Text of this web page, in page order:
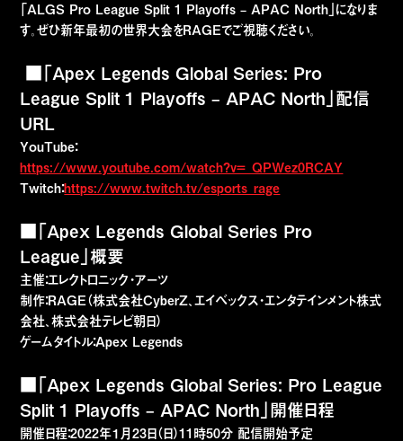
「ALGS Pro League Split 1 Playoffs – APAC North」になりま
す。ぜひ新年最初の世界大会をRAGEでご視聴ください。
■「Apex Legends Global Series: Pro
League Split 1 Playoffs – APAC North」配信
URL
YouTube：
https://www.youtube.com/watch?v=_QPWez0RCAY
Twitch：https://www.twitch.tv/esports_rage
■「Apex Legends Global Series Pro
League」概要
主催：エレクトロニック・アーツ
制作：RAGE（株式会社CyberZ、エイベックス・エンタテインメント株式
会社、株式会社テレビ朝日）
ゲームタイトル：Apex Legends
■「Apex Legends Global Series: Pro League
Split 1 Playoffs – APAC North」開催日程
開催日程：2022年１月23日（日）11時50分 配信開始予定